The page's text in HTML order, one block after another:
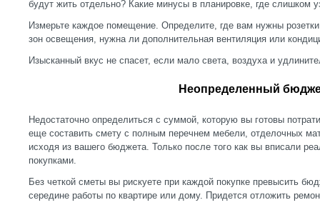
будут жить отдельно? Какие минусы в планировке, где слишком
Измерьте каждое помещение. Определите, где вам нужны
зон освещения, нужна ли дополнительная вентиляция или
Изысканный вкус не спасет, если мало света, воздуха и
Неопределенный
Недостаточно определиться с суммой, которую вы готовы
еще составить смету с полным перечнем мебели, отделочных
исходя из вашего бюджета. Только после того как вы вписали
покупками.
Без четкой сметы вы рискуете при каждой покупке превысить
середине работы по квартире или дому. Придется отложить